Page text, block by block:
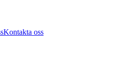
Kontakta oss